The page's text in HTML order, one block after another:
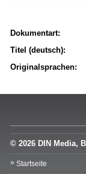
Dokumentart:
Titel (deutsch):
Originalsprachen:
© 2026 DIN Media,
Startseite